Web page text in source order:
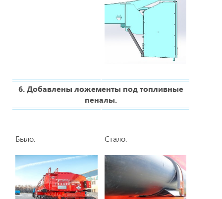
6. Добавлены ложементы под топливные
пеналы.
Было: Стало: